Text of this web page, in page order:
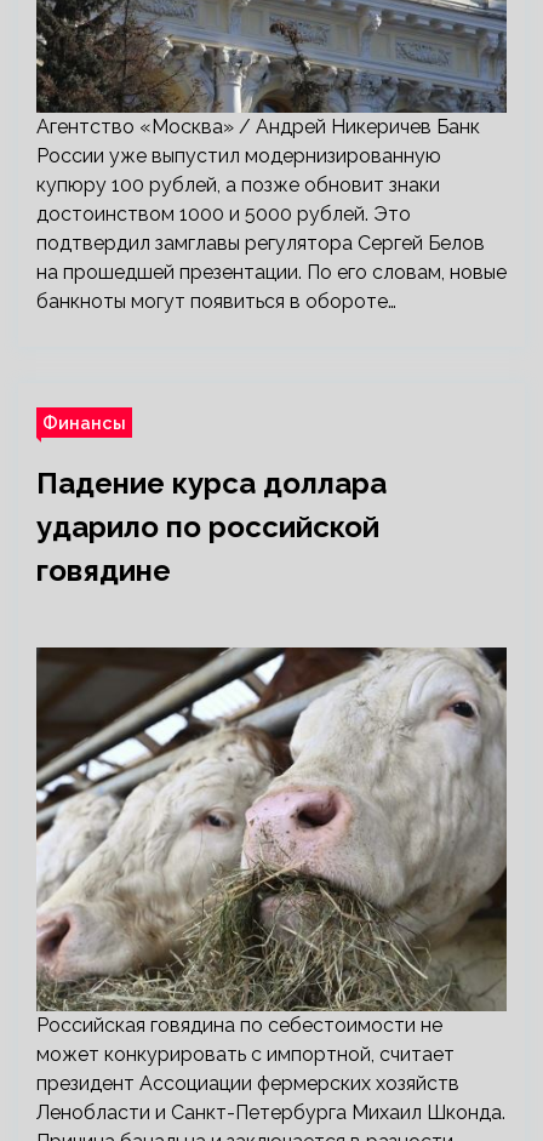
Агентство «Москва» / Андрей Никеричев Банк
России уже выпустил модернизированную
купюру 100 рублей, а позже обновит знаки
достоинством 1000 и 5000 рублей. Это
подтвердил замглавы регулятора Сергей Белов
на прошедшей презентации. По его словам, новые
банкноты могут появиться в обороте…
Финансы
Падение курса доллара
ударило по российской
говядине
Российская говядина по себестоимости не
может конкурировать с импортной, считает
президент Ассоциации фермерских хозяйств
Ленобласти и Санкт-Петербурга Михаил Шконда.